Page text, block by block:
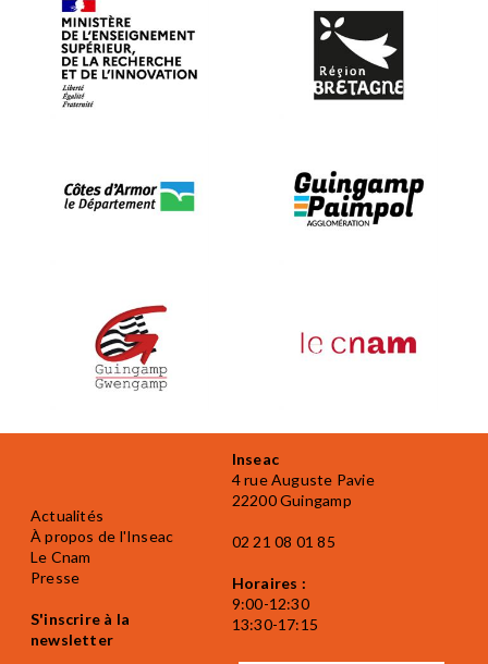
Actualités
À propos de l'Inseac
Le Cnam
Presse
S'inscrire à la
newsletter
Inseac
4 rue Auguste Pavie
22200 Guingamp
02 21 08 01 85
Horaires :
9:00-12:30
13:30-17:15